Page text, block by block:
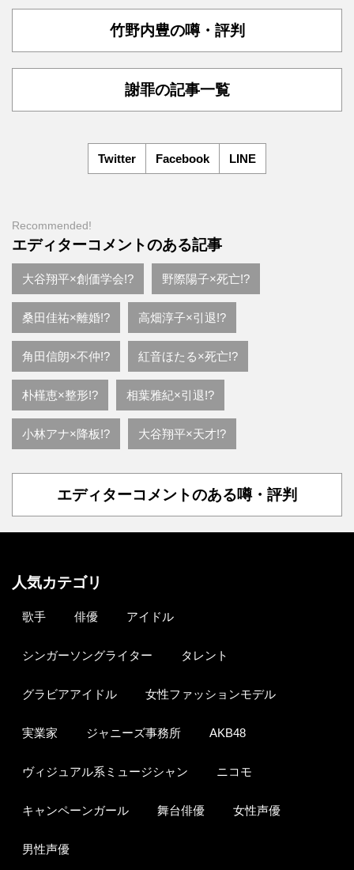
竹野内豊の噂・評判
謝罪の記事一覧
Twitter Facebook LINE
Recommended!
エディターコメントのある記事
大谷翔平×創価学会!? 野際陽子×死亡!?
桑田佳祐×離婚!? 高畑淳子×引退!?
角田信朗×不仲!? 紅音ほたる×死亡!?
朴槿恵×整形!? 相葉雅紀×引退!?
小林アナ×降板!? 大谷翔平×天才!?
エディターコメントのある噂・評判
人気カテゴリ
歌手 俳優 アイドル
シンガーソングライター タレント
グラビアアイドル 女性ファッションモデル
実業家 ジャニーズ事務所 AKB48
ヴィジュアル系ミュージシャン ニコモ
キャンペーンガール 舞台俳優 女性声優
男性声優